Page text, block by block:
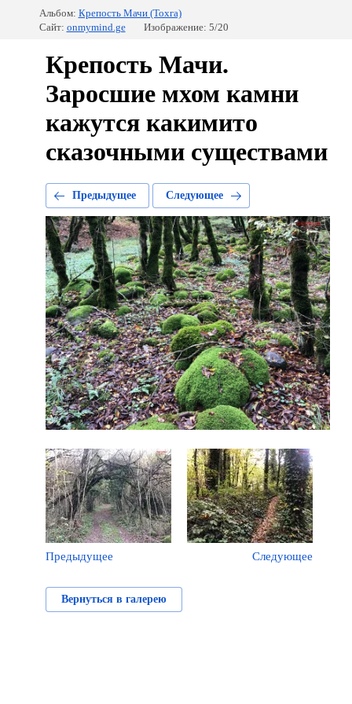
Альбом: Крепость Мачи (Тохга)
Сайт: onmymind.ge Изображение: 5/20
Крепость Мачи.
Заросшие мхом камни
кажутся какимито
сказочными существами
Предыдущее Следующее
Предыдущее Следующее
Вернуться в галерею